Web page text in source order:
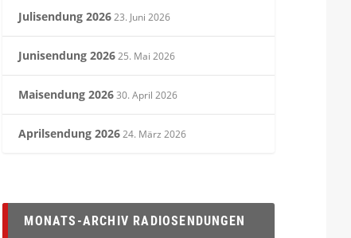
Julisendung 2026 23. Juni 2026
Junisendung 2026 25. Mai 2026
Maisendung 2026 30. April 2026
Aprilsendung 2026 24. März 2026
MONATS-ARCHIV RADIOSENDUNGEN